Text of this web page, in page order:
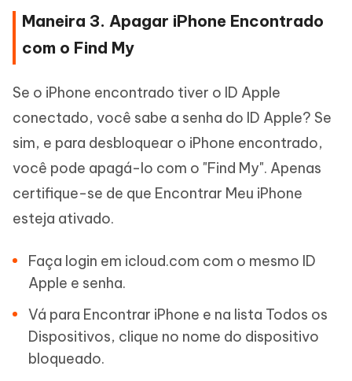
Maneira 3. Apagar iPhone Encontrado
com o Find My
Se o iPhone encontrado tiver o ID Apple
conectado, você sabe a senha do ID Apple? Se
sim, e para desbloquear o iPhone encontrado,
você pode apagá-lo com o "Find My". Apenas
certifique-se de que Encontrar Meu iPhone
esteja ativado.
Faça login em icloud.com com o mesmo ID
Apple e senha.
Vá para Encontrar iPhone e na lista Todos os
Dispositivos, clique no nome do dispositivo
bloqueado.